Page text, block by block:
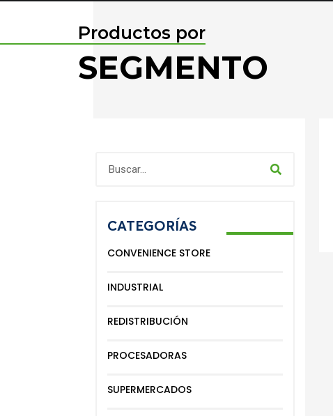
Productos por
SEGMENTO
CATEGORÍAS
CONVENIENCE STORE
SUPERMERCADOS
PROCESADORAS
REDISTRIBUCIÓN
INDUSTRIAL